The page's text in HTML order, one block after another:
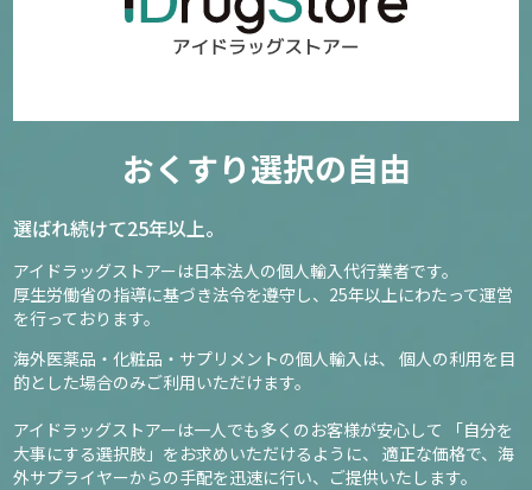
おくすり選択の自由
選ばれ続けて25年以上。
アイドラッグストアーは日本法人の個人輸入代行業者です。
厚生労働省の指導に基づき法令を遵守し、 25年以上にわたって運営
を行っております。
海外医薬品・化粧品・サプリメントの個人輸入は、
個人の利用を目
的とした場合のみご利用いただけます。
アイドラッグストアーは一人でも多くのお客様が安心して
「自分を
大事にする選択肢」をお求めいただけるように、
適正な価格で、海
外サプライヤーからの手配を迅速に行い、ご提供いたします。